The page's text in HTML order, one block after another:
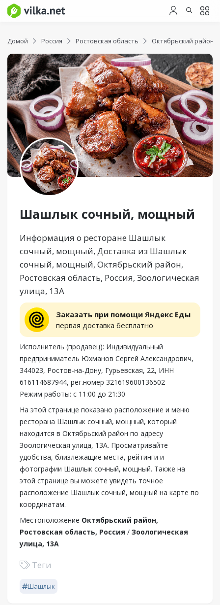
Домой Россия Ростовская область Октябрьский район
Шашлык сочный, мощный
Информация о ресторане Шашлык
сочный, мощный, Доставка из Шашлык
сочный, мощный, Октябрьский район,
Ростовская область, Россия, Зоологическая
улица, 13А
Заказать при помощи Яндекс Еды
первая доставка бесплатно
Исполнитель (продавец): Индивидуальный
предприниматель Юхманов Сергей Александрович,
344023, Ростов-на-Дону, Гурьевская, 22, ИНН
616114687944, рег.номер 321619600136502
Режим работы: с 11:00 до 21:30
На этой странице показано расположение и меню
ресторана Шашлык сочный, мощный, который
находится в Октябрьский район по адресу
Зоологическая улица, 13А. Просматривайте
удобства, близлежащие места, рейтинги и
фотографии Шашлык сочный, мощный. Также на
этой странице вы можете увидеть точное
расположение Шашлык сочный, мощный на карте по
координатам.
Местоположение Октябрьский район,
Ростовская область, Россия / Зоологическая
улица, 13А
Теги
Шашлык